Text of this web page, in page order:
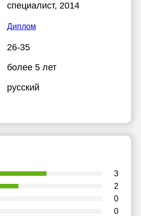
специалист, 2014
Диплом
26-35
более 5 лет
русский
0
0
2
3